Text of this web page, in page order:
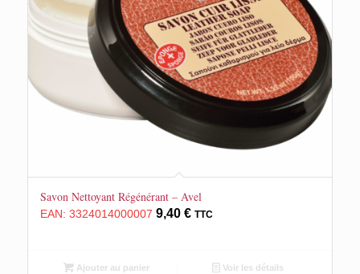
Savon Nettoyant Régénérant – Avel
EAN: 3324014000007 9,40 € TTC
Ajouter au panier Voir les détails